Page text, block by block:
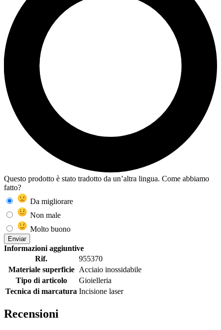
Questo prodotto è stato tradotto da un’altra lingua. Come abbiamo
fatto?
Da migliorare
Non male
Molto buono
Enviar
Informazioni aggiuntive
Rif.
955370
Materiale superficie Acciaio inossidabile
Tipo di articolo
Gioielleria
Tecnica di marcatura Incisione laser
Recensioni